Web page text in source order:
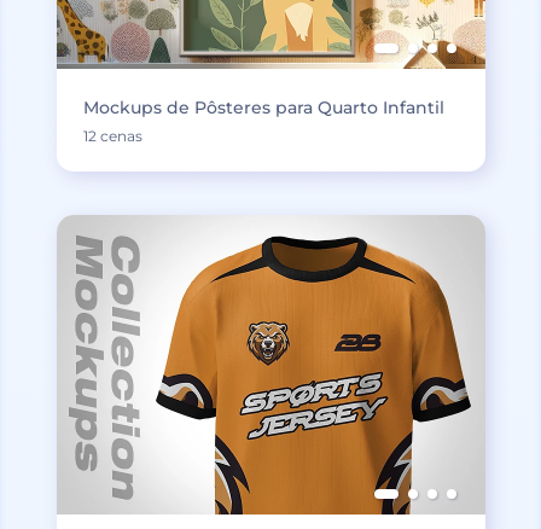
Mockups de Pôsteres para Quarto Infantil
12 cenas